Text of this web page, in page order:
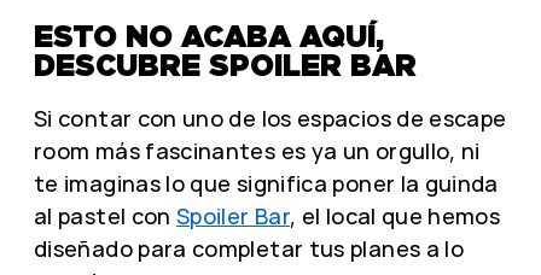
ESTO NO ACABA AQUÍ,
DESCUBRE SPOILER BAR
Si contar con uno de los espacios de escape
room más fascinantes es ya un orgullo, ni
te imaginas lo que significa poner la guinda
al pastel conSpoiler Bar, el local que hemos
diseñado para completar tus planes a lo